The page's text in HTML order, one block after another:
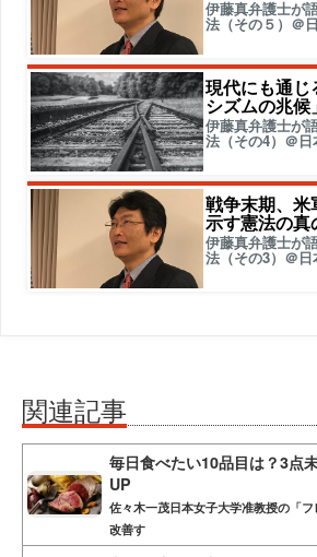
伊藤真弁護士が
法（その５）＠
現代にも通じ
シズムの兆候
伊藤真弁護士が
法（その4）＠
戦争末期、
示す憲法の真
伊藤真弁護士が
法（その3）＠
関連記事
毎日食べたい10品目は？3点
UP
佐々木一茂日本女子大学准教授の「
改善す